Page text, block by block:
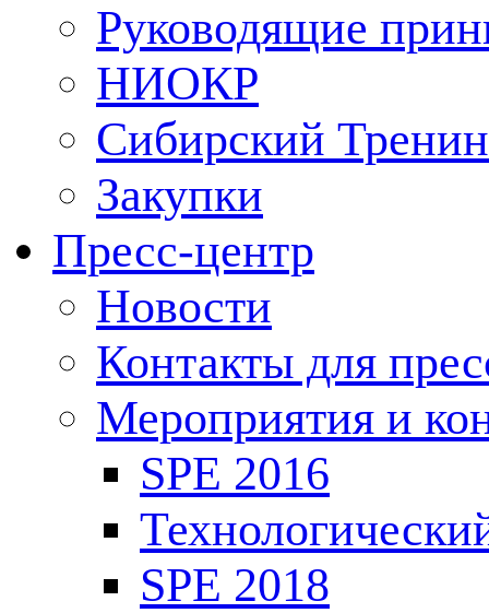
Руководящие
НИОКР
Сибирский
Закупки
Пресс-центр
Новости
Контакты для
Мероприятия и
SPE 2016
SPE 2018